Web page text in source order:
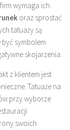
wymaga ich
oraz sprostać
tatuaży są
symbolem
skojarzenia.
z klientem jest
Tatuaże na
przy wyborze
swoich